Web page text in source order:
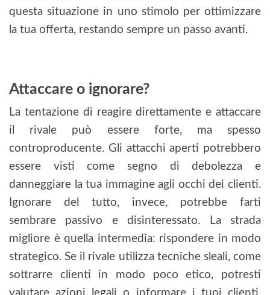
questa situazione in uno stimolo per ottimizzare
la tua offerta, restando sempre un passo avanti.
Attaccare o ignorare?
La tentazione di reagire direttamente e attaccare
il rivale può essere forte, ma spesso
controproducente. Gli attacchi aperti potrebbero
essere visti come segno di debolezza e
danneggiare la tua immagine agli occhi dei clienti.
Ignorare del tutto, invece, potrebbe farti
sembrare passivo e disinteressato. La strada
migliore è quella intermedia: rispondere in modo
strategico. Se il rivale utilizza tecniche sleali, come
sottrarre clienti in modo poco etico, potresti